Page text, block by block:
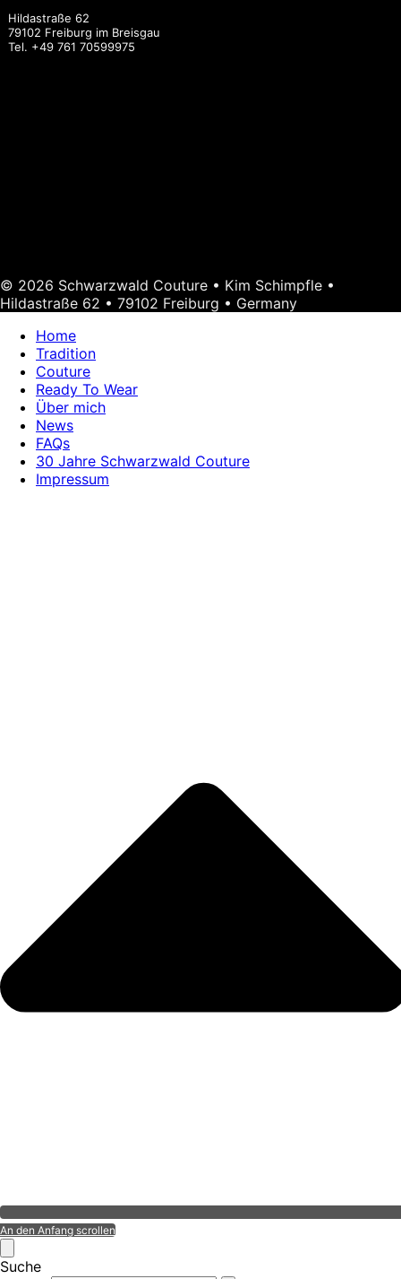
Hildastraße 62
79102 Freiburg im Breisgau
Tel. +49 761 70599975
© 2026 Schwarzwald Couture • Kim Schimpfle •
Hildastraße 62 • 79102 Freiburg • Germany
Home
Tradition
Couture
Ready To Wear
Über mich
News
FAQs
30 Jahre Schwarzwald Couture
Impressum
An den Anfang scrollen
Suche